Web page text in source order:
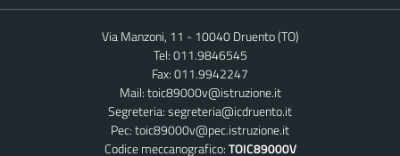
Via Manzoni, 11 - 10040 Druento (TO)
Tel: 011.9846545
Fax: 011.9942247
Mail:toic89000v@istruzione.it
Segreteria:segreteria@icdruento.it
Pec:toic89000v@pec.istruzione.it
Codice meccanografico:TOIC89000V